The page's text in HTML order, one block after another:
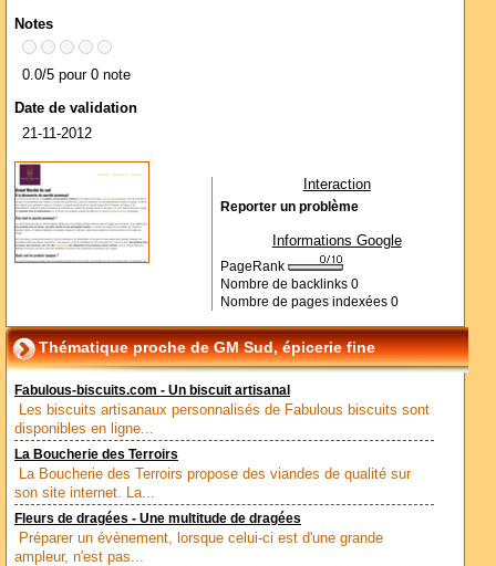
Notes
0.0/5 pour 0 note
Date de validation
21-11-2012
Interaction
Reporter un problème
Informations Google
PageRank
Nombre de backlinks 0
Nombre de pages indexées 0
Thématique proche de GM Sud, épicerie fine
Fabulous-biscuits.com - Un biscuit artisanal
Les biscuits artisanaux personnalisés de Fabulous biscuits sont
disponibles en ligne...
La Boucherie des Terroirs
La Boucherie des Terroirs propose des viandes de qualité sur
son site internet. La...
Fleurs de dragées - Une multitude de dragées
Préparer un évènement, lorsque celui-ci est d'une grande
ampleur, n'est pas...